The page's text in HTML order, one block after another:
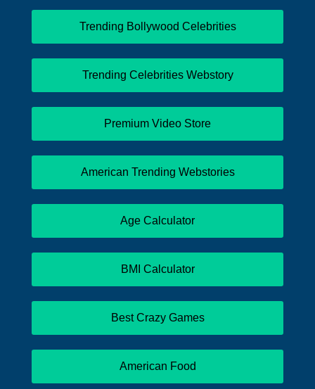
Trending Bollywood Celebrities
Trending Celebrities Webstory
Premium Video Store
American Trending Webstories
Age Calculator
BMI Calculator
Best Crazy Games
American Food